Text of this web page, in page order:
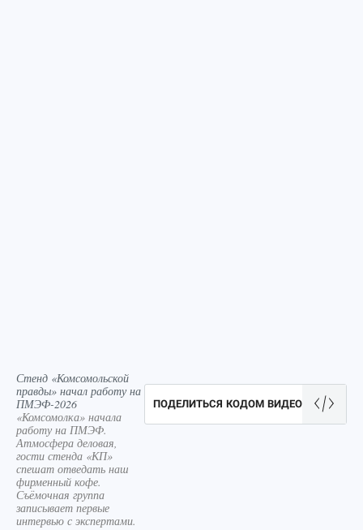
Стенд «Комсомольской
правды» начал работу на
ПМЭФ-2026
«Комсомолка» начала
работу на ПМЭФ.
Атмосфера деловая,
гости стенда «КП»
спешат отведать наш
фирменный кофе.
Съёмочная группа
записывает первые
интервью с экспертами.
ПОДЕЛИТЬСЯ КОДОМ ВИДЕО